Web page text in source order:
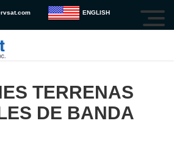
ENGLISH
TERRENAS
DE BANDA